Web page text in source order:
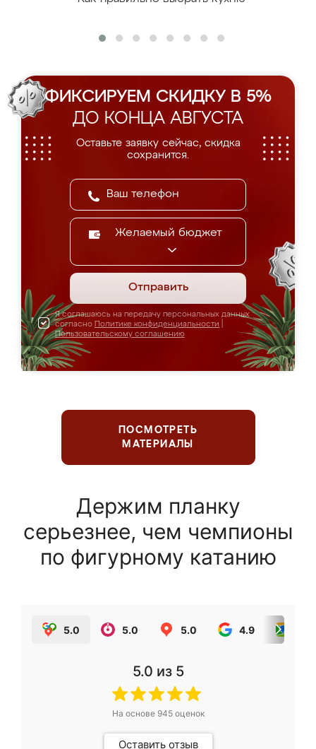
ФИКСИРУЕМ СКИДКУ В 5%
ДО КОНЦА АВГУСТА
Оставьте заявку сейчас, скидка
сохранится.
Желаемый бюджет
Отправить
Я соглашаюсь на передачу персональных данных
согласно Политике конфиденциальности
Пользовательскому соглашению
ПОСМОТРЕТЬ
МАТЕРИАЛЫ
Держим планку
серьезнее, чем чемпионы
по фигурному катанию
5.0 5.0 5.0 4.9
5.0 из 5
На основе 945оценок
Оставить отзыв